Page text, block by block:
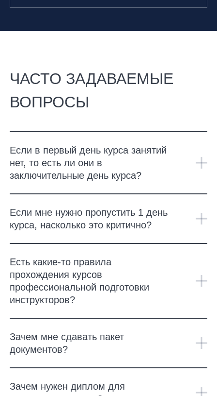
ЧАСТО ЗАДАВАЕМЫЕ
ВОПРОСЫ
Если в первый день курса занятий
нет, то есть ли они в
заключительные день курса?
Если мне нужно пропустить 1 день
курса, насколько это критично?
Есть какие-то правила
прохождения курсов
профессиональной подготовки
инструкторов?
Зачем мне сдавать пакет
документов?
Зачем нужен диплом для